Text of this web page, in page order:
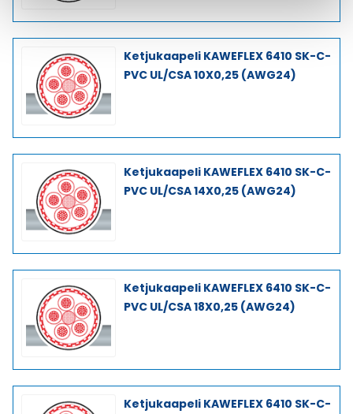
Ketjukaapeli KAWEFLEX 6410 SK-C-
PVC UL/CSA 10X0,25 (AWG24)
Ketjukaapeli KAWEFLEX 6410 SK-C-
PVC UL/CSA 14X0,25 (AWG24)
Ketjukaapeli KAWEFLEX 6410 SK-C-
PVC UL/CSA 18X0,25 (AWG24)
Ketjukaapeli KAWEFLEX 6410 SK-C-